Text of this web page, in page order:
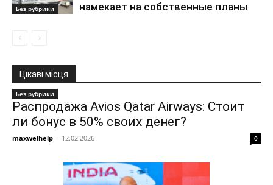
Без рубрики
намекает на собственные планы
Цікаві місця
Без рубрики
Распродажа Avios Qatar Airways: Стоит
ли бонус в 50% своих денег?
maxwelhelp - 12.02.2026 0